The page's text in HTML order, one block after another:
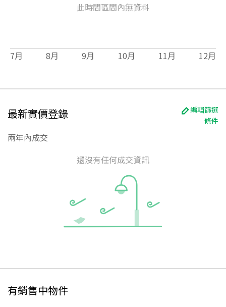
此時間區間內無資料
7月 8月 9月 10月 11月 12月
最新實價登錄
編輯篩選
條件
兩年內成交
還沒有任何成交資訊
有銷售中物件